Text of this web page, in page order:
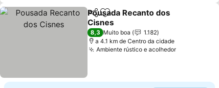
PartilharAdicionar aos favoritos
Pousada Recanto dos
Cisnes
8,3 Muito boa
1.182
a 4.1 km de Centro da cidade
Ambiente rústico e acolhedor